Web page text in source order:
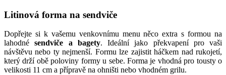
Litinová forma na sendviče
Dopřejte si k vašemu venkovnímu menu něco extra s formou na
lahodnésendviče a bagety. Ideální jako překvapení pro vaši
návštěvu nebo ty nejmenší. Formu lze zajistit háčkem nad rukojetí,
který drží obě poloviny formy u sebe. Forma je vhodná pro tousty o
velikosti 11 cm a přípravě na ohništi nebo vhodném grilu.